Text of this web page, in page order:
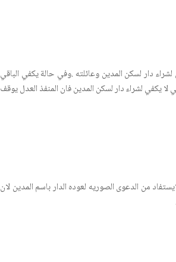
دار لسكن المدين وعائلته .وفي حالة يكفي الباقي
لا يكفي لشراء دار لسكن المدين فان المنفذ العدل يوقف
من الدعوى الصوريه لعوده الدار باسم المدين لان